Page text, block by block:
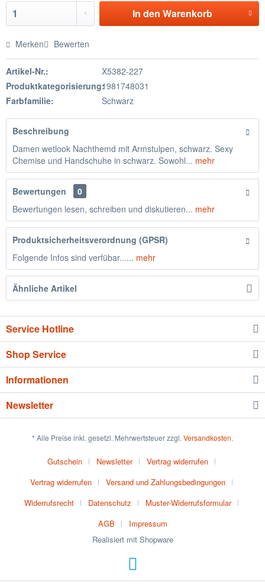
In den Warenkorb
Merken Bewerten
Artikel-Nr.:
X5382-227
Produktkategorisierung:1981748031
Farbfamilie:
Schwarz
Beschreibung
Damen wetlook Nachthemd mit Armstulpen, schwarz. Sexy
Chemise und Handschuhe in schwarz. Sowohl... mehr
Bewertungen
0
Bewertungen lesen, schreiben und diskutieren... mehr
Produktsicherheitsverordnung (GPSR)
Folgende Infos sind verfübar...... mehr
Ähnliche Artikel
Service Hotline
Shop Service
Informationen
Newsletter
* Alle Preise inkl. gesetzl. Mehrwertsteuer zzgl. Versandkosten.
Gutschein Newsletter
Vertrag widerrufen
Vertrag widerrufen
Versand und Zahlungsbedingungen
Widerrufsrecht
Datenschutz
Muster-Widerrufsformular
AGB
Impressum
Realisiert mit Shopware